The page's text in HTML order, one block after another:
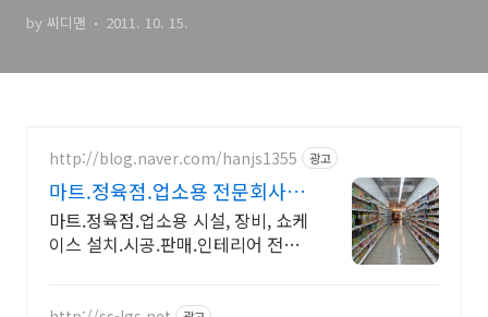
by 씨디맨 2011. 10. 15.
http://blog.naver.com/hanjs1355 광고
마트.정육점.업소용 전문회사
설계부터 시공까지 완벽처리!
마트.정육점.업소용 시설, 장비, 쇼케
이스 설치.시공.판매.인테리어 전문